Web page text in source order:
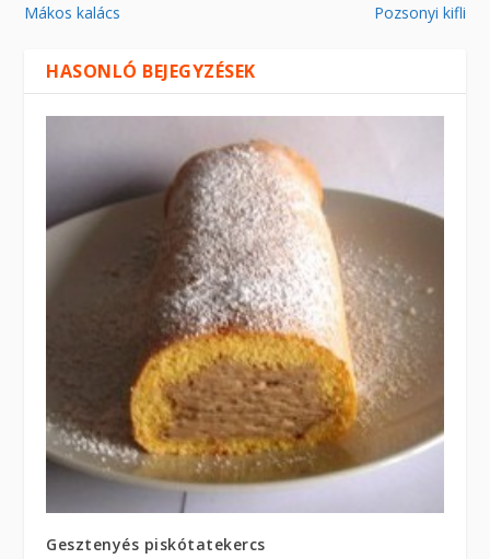
Mákos kalács Pozsonyi kifli
HASONLÓ BEJEGYZÉSEK
Gesztenyés piskótatekercs